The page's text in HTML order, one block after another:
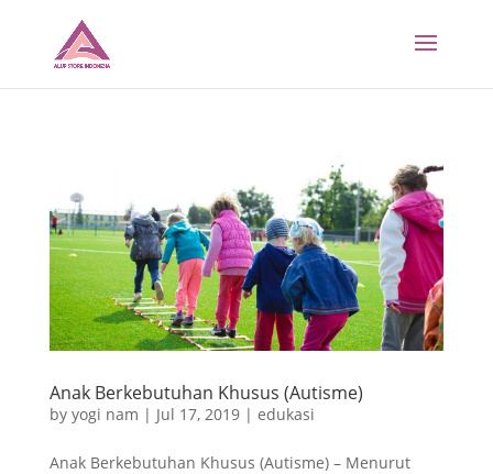
Anak Berkebutuhan Khusus (Autisme)
by yogi nam | Jul 17, 2019| edukasi
Anak Berkebutuhan Khusus (Autisme) – Menurut